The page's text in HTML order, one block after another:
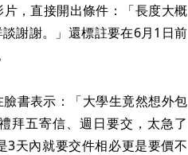
，直接開出條件：「長度大概
謝謝。」還標註要在6月1日前
書表示：「大學生竟然想外包
拜五寄信、週日要交，太急了
3天內就要交件相必更是要價不